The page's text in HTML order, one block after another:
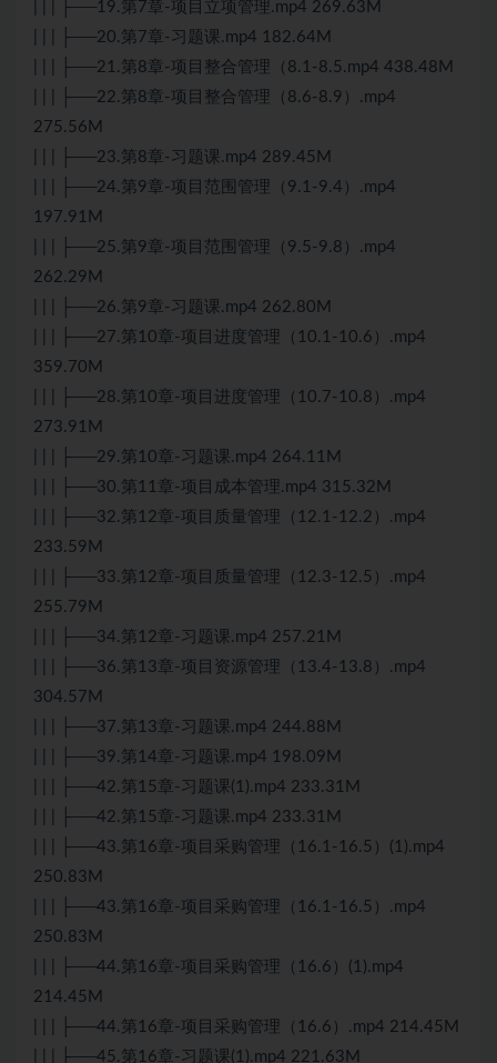
| | | ├──19.第7章-项目立项管理.mp4 269.63M
| | | ├──20.第7章-习题课.mp4 182.64M
| | | ├──21.第8章-项目整合管理（8.1-8.5.mp4 438.48M
| | | ├──22.第8章-项目整合管理（8.6-8.9）.mp4
275.56M
| | | ├──23.第8章-习题课.mp4 289.45M
| | | ├──24.第9章-项目范围管理（9.1-9.4）.mp4
197.91M
| | | ├──25.第9章-项目范围管理（9.5-9.8）.mp4
262.29M
| | | ├──26.第9章-习题课.mp4 262.80M
| | | ├──27.第10章-项目进度管理（10.1-10.6）.mp4
359.70M
| | | ├──28.第10章-项目进度管理（10.7-10.8）.mp4
273.91M
| | | ├──29.第10章-习题课.mp4 264.11M
| | | ├──30.第11章-项目成本管理.mp4 315.32M
| | | ├──32.第12章-项目质量管理（12.1-12.2）.mp4
233.59M
| | | ├──33.第12章-项目质量管理（12.3-12.5）.mp4
255.79M
| | | ├──34.第12章-习题课.mp4 257.21M
| | | ├──36.第13章-项目资源管理（13.4-13.8）.mp4
304.57M
| | | ├──37.第13章-习题课.mp4 244.88M
| | | ├──39.第14章-习题课.mp4 198.09M
| | | ├──42.第15章-习题课(1).mp4 233.31M
| | | ├──42.第15章-习题课.mp4 233.31M
| | | ├──43.第16章-项目采购管理（16.1-16.5）(1).mp4
250.83M
| | | ├──43.第16章-项目采购管理（16.1-16.5）.mp4
250.83M
| | | ├──44.第16章-项目采购管理（16.6）(1).mp4
214.45M
| | | ├──44.第16章-项目采购管理（16.6）.mp4 214.45M
| | | ├──45.第16章-习题课(1).mp4 221.63M